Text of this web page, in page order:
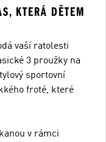
KTERÁ DĚTEM
vaší ratolesti
3 proužky na
sportovní
froté, které
v rámci